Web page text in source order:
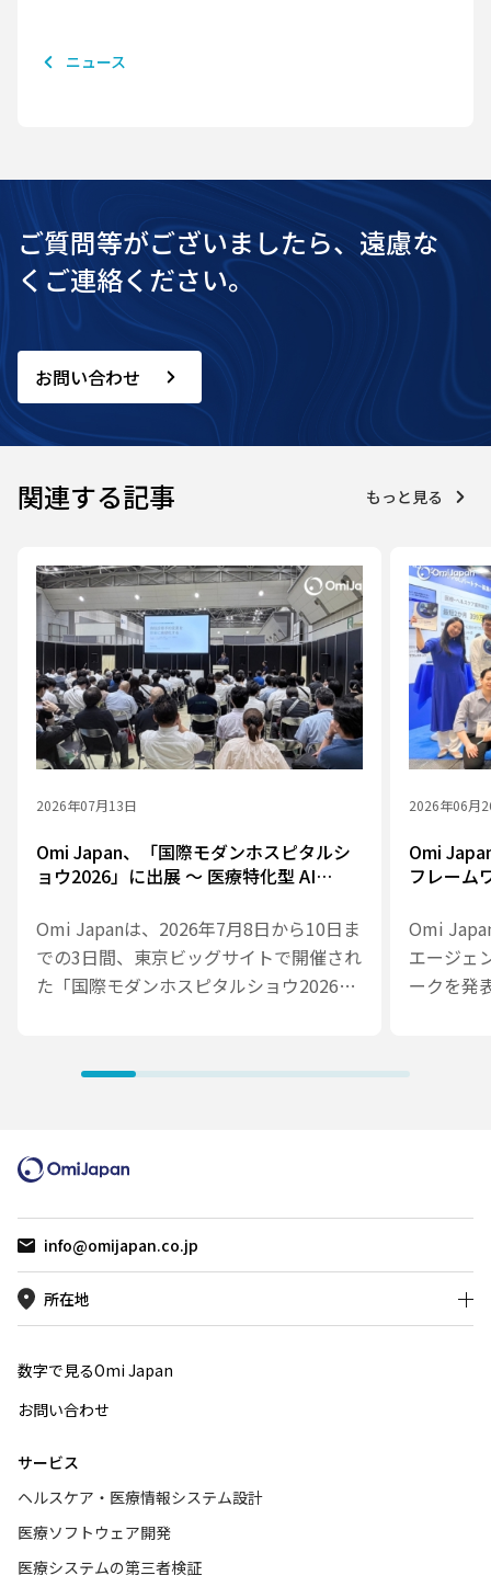
ニュース
ご質問等がございましたら、遠慮な
くご連絡ください。
お問い合わせ
関連する記事 もっと見る
2026年07月13日
Omi Japan、「国際モダンホスピタルシ
ョウ2026」に出展 ～ 医療特化型 AI
800名超が来場
Omi Japanは、2026年7月8日から10日ま
での3日間、東京ビッグサイトで開催され
た「国際モダンホスピタルショウ2026」
紹介し、Omi Japan × Accela ブースお
2026年06月
Omi
フレーム
「
Omi
エージェ
ークを発
モダンホ
フレーム
に、
です。
info@omijapan.co.jp
所在地
数字で見るOmi Japan
お問い合わせ
サービス
ヘルスケア・医療情報システム設計
医療ソフトウェア開発
医療システムの第三者検証